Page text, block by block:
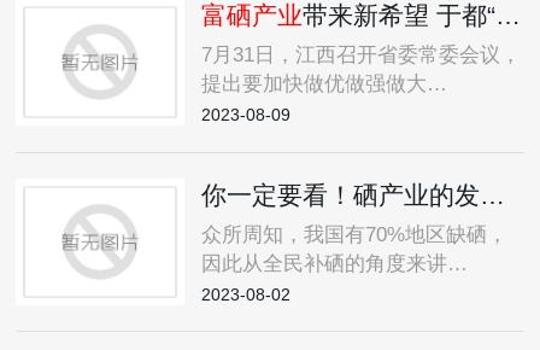
富硒产业带来新希望 于都“硒”望之路如何越走越宽
7月31日，江西召开省委常委会议，
提出要加快做优做强做大…
2023-08-09
众所周知，我国有70%地区缺硒，
因此从全民补硒的角度来讲…
2023-08-02